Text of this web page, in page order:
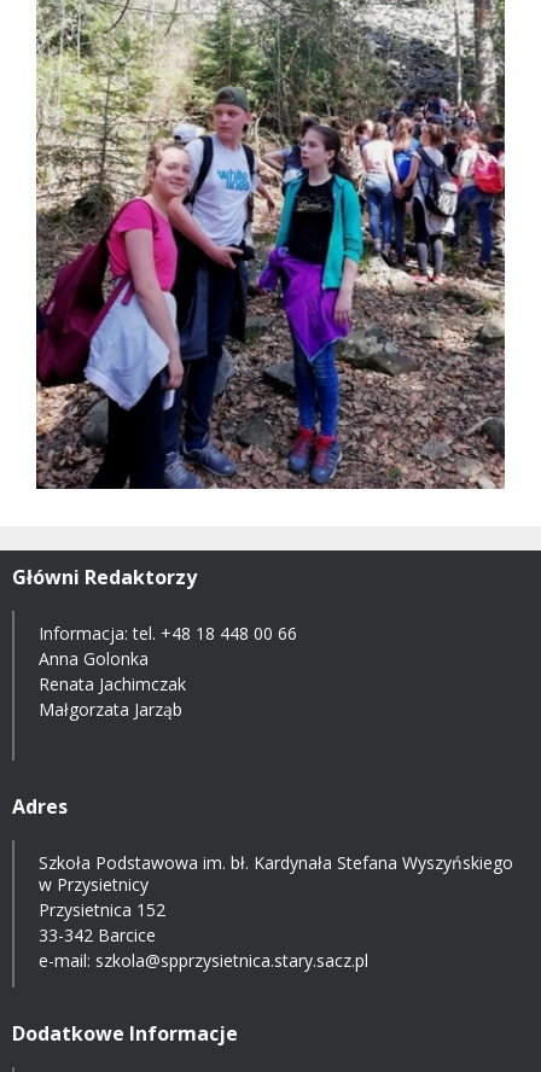
Główni Redaktorzy
Informacja: tel. +48 18 448 00 66
Anna Golonka
Renata Jachimczak
Małgorzata Jarząb
Adres
Szkoła Podstawowa im. bł. Kardynała Stefana Wyszyńskiego
w Przysietnicy
Przysietnica 152
33-342 Barcice
e-mail: szkola@spprzysietnica.stary.sacz.pl
Dodatkowe Informacje